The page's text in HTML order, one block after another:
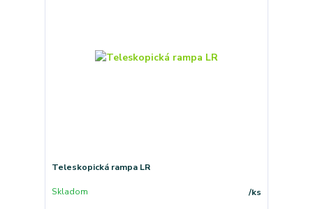
Teleskopická rampa LR
/ks
Skladom